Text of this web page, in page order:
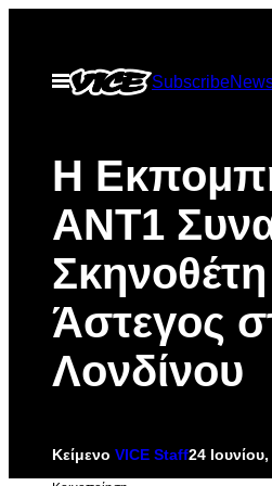
περιεχόμενο
Ανοίξτε
το
Subscribe
Η
ΑΝΤ1
Άστεγος
Λονδίνου
Κείμενο VICE Staff24